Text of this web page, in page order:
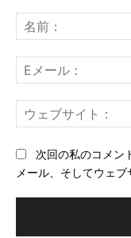
ン
ト：
次回の私のコメン
メール、そしてウェブ